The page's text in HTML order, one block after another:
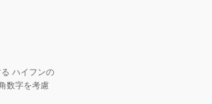
ハイフンの
数字を考慮